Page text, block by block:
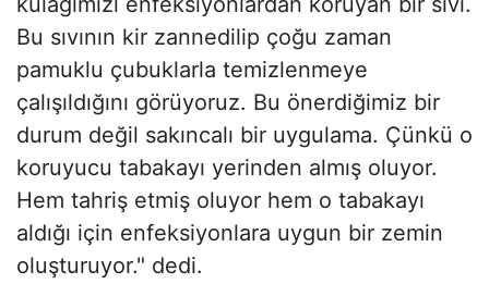
Bu sıvının kir zannedilip çoğu zaman
pamuklu çubuklarla temizlenmeye
çalışıldığını görüyoruz. Bu önerdiğimiz bir
durum değil sakıncalı bir uygulama. Çünkü o
koruyucu tabakayı yerinden almış oluyor.
Hem tahriş etmiş oluyor hem o tabakayı
aldığı için enfeksiyonlara uygun bir zemin
oluşturuyor." dedi.